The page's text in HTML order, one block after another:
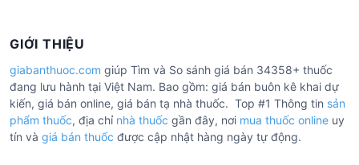
GIỚI THIỆU
giabanthuoc.com giúp Tìm và So sánh giá bán 34358+ thuốc
đang lưu hành tại Việt Nam. Bao gồm: giá bán buôn kê khai dự
kiến, giá bán online, giá bán tạ nhà thuốc. Top #1 Thông tin sản
phẩm thuốc, địa chỉ nhà thuốc gần đây, nơi mua thuốc online uy
tín và giá bán thuốc được cập nhật hàng ngày tự động.